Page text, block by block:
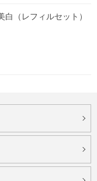
（レフィルセット）